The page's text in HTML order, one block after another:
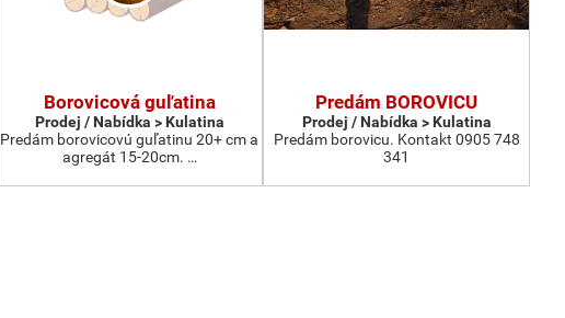
Borovicová guľatina
Prodej / Nabídka > Kulatina
Predám borovicovú guľatinu 20+ cm a
agregát 15-20cm. …
Predám BOROVICU
Prodej / Nabídka > Kulatina
Predám borovicu. Kontakt 0905 748
341